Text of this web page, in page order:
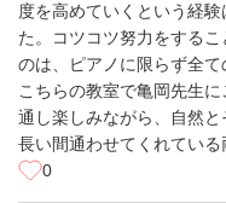
度を高めていくという経
た。コツコツ努力をする
のは、ピアノに限らず全
こちらの教室で亀岡先生
通し楽しみながら、自然
長い間通わせてくれてい
0